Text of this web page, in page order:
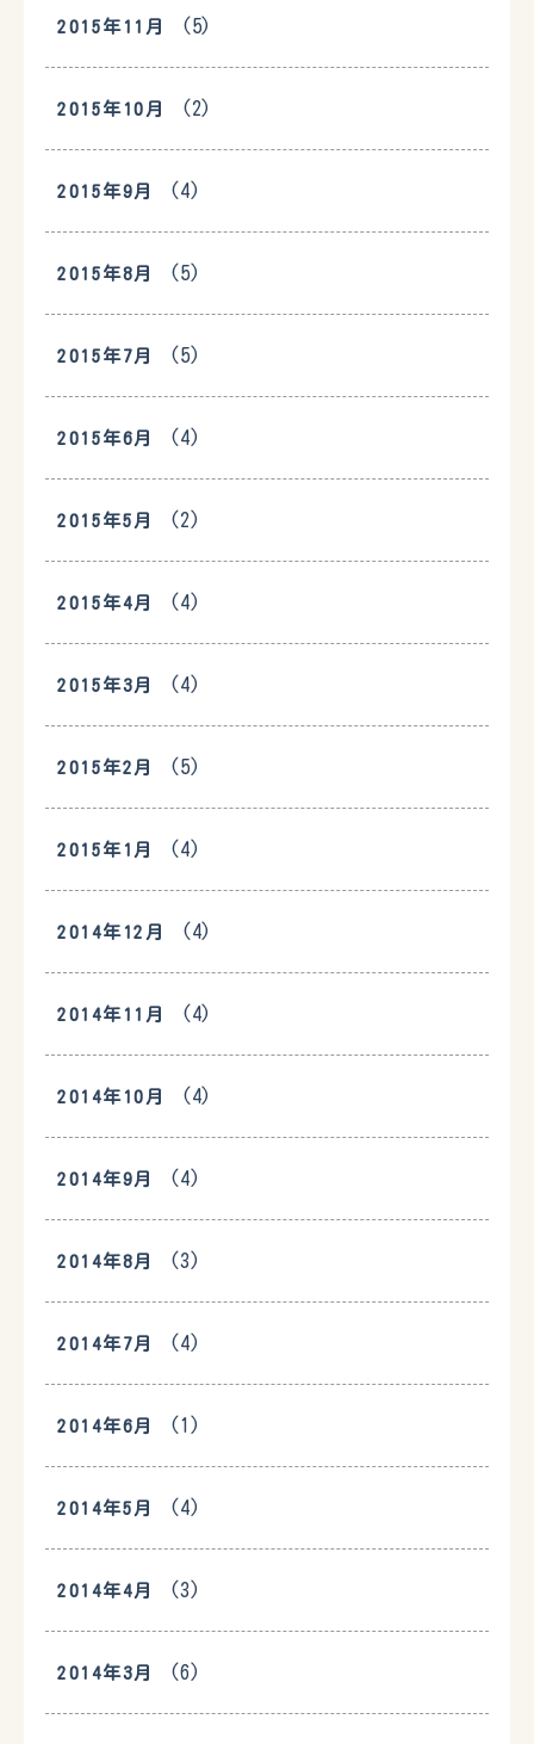
2015年11月 (5)
2015年10月 (2)
2015年9月 (4)
2015年8月 (5)
2015年7月 (5)
2015年6月 (4)
2015年5月 (2)
2015年4月 (4)
2015年3月 (4)
2015年2月 (5)
2015年1月 (4)
2014年12月 (4)
2014年11月 (4)
2014年10月 (4)
2014年9月 (4)
2014年8月 (3)
2014年7月 (4)
2014年6月 (1)
2014年5月 (4)
2014年4月 (3)
2014年3月 (6)